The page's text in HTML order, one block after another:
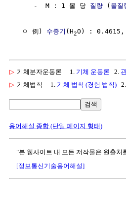
     -  M : 1 몰 당
질량 ( 몰질
  ㅇ 例)
수증기 (H2O) : 0.4615,
▷ 기체분자운동론 1. 기체 운동론 2.
▷ 기체법칙 1. 기체 법칙 (경험 법칙) 2.
검색
용어해설 종합 (단일 페이지 형태)
"본 웹사이트 내 모든 저작물은 원출
[정보통신기술용어해설]